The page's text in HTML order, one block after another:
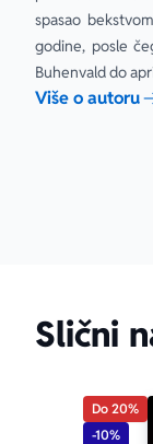
spasao
godine, posle
Buhenvald do
Više o autoru
Slični
Do 20%
-10%